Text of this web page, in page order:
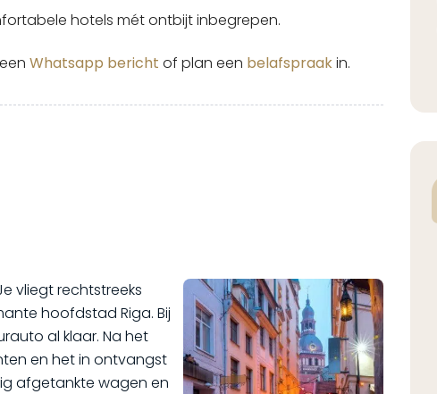
hotels mét ontbijt inbegrepen.
Whatsapp bericht of plan een belafspraakin.
vliegt rechtstreeks
hoofdstad Riga. Bij
al klaar. Na het
en het in ontvangst
afgetankte wagen en